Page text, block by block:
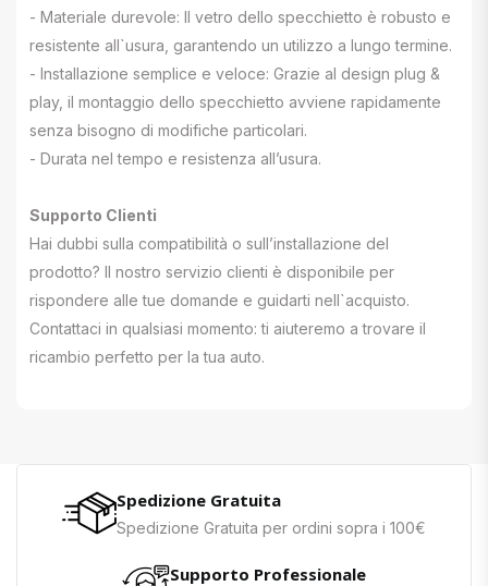
- Materiale durevole: Il vetro dello specchietto è robusto e
resistente all`usura, garantendo un utilizzo a lungo termine.
- Installazione semplice e veloce: Grazie al design plug &
play, il montaggio dello specchietto avviene rapidamente
senza bisogno di modifiche particolari.
- Durata nel tempo e resistenza all’usura.
Supporto Clienti
Hai dubbi sulla compatibilità o sull’installazione del
prodotto? Il nostro servizio clienti è disponibile per
rispondere alle tue domande e guidarti nell`acquisto.
Contattaci in qualsiasi momento: ti aiuteremo a trovare il
ricambio perfetto per la tua auto.
Spedizione Gratuita
Spedizione Gratuita per ordini sopra i 100€
Supporto Professionale